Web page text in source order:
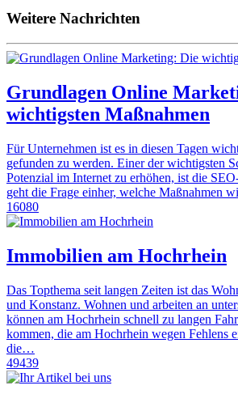
Weitere Nachrichten
Grundlagen Online
wichtigsten Maßnahmen
Für Unternehmen ist es in diesen Tagen
gefunden zu werden. Einer der wichtigsten
Potenzial im Internet zu erhöhen, ist die
geht die Frage einher, welche Maßnahmen
16080
Immobilien am Hochrhein
Das Topthema seit langen Zeiten ist das
und Konstanz. Wohnen und arbeiten an
können am Hochrhein schnell zu langen
kommen, die am Hochrhein wegen Fehlens
die…
49439